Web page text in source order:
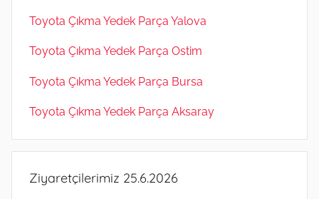
Toyota Çıkma Yedek Parça Yalova
Toyota Çıkma Yedek Parça Ostim
Toyota Çıkma Yedek Parça Bursa
Toyota Çıkma Yedek Parça Aksaray
Ziyaretçilerimiz 25.6.2026